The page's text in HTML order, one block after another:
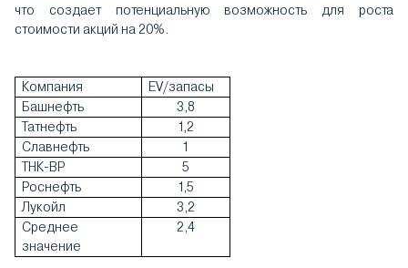
что создает потенциальную возможность для роста
стоимости акций на 20%.
Компания EV/запасы
Башнефть
3,8
Татнефть
1,2
Славнефть
1
ТНК-ВР
5
Роснефть
1,5
Лукойл
3,2
Среднее
значение
2,4